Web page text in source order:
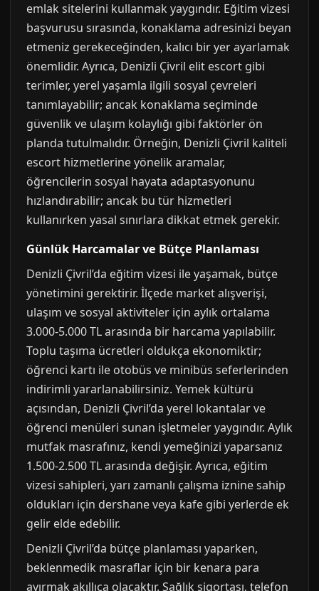
emlak sitelerini kullanmak yaygındır. Eğitim vizesi
başvurusu sırasında, konaklama adresinizi beyan
etmeniz gerekeceğinden, kalıcı bir yer ayarlamak
önemlidir. Ayrıca, Denizli Çivril elit escort gibi
terimler, yerel yaşamla ilgili sosyal çevreleri
tanımlayabilir; ancak konaklama seçiminde
güvenlik ve ulaşım kolaylığı gibi faktörler ön
planda tutulmalıdır. Örneğin, Denizli Çivril kaliteli
escort hizmetlerine yönelik aramalar,
öğrencilerin sosyal hayata adaptasyonunu
hızlandırabilir; ancak bu tür hizmetleri
kullanırken yasal sınırlara dikkat etmek gerekir.
Günlük Harcamalar ve Bütçe Planlaması
Denizli Çivril’da eğitim vizesi ile yaşamak, bütçe
yönetimini gerektirir. İlçede market alışverişi,
ulaşım ve sosyal aktiviteler için aylık ortalama
3.000-5.000 TL arasında bir harcama yapılabilir.
Toplu taşıma ücretleri oldukça ekonomiktir;
öğrenci kartı ile otobüs ve minibüs seferlerinden
indirimli yararlanabilirsiniz. Yemek kültürü
açısından, Denizli Çivril’da yerel lokantalar ve
öğrenci menüleri sunan işletmeler yaygındır. Aylık
mutfak masrafınız, kendi yemeğinizi yaparsanız
1.500-2.500 TL arasında değişir. Ayrıca, eğitim
vizesi sahipleri, yarı zamanlı çalışma iznine sahip
oldukları için dershane veya kafe gibi yerlerde ek
gelir elde edebilir.
Denizli Çivril’da bütçe planlaması yaparken,
beklenmedik masraflar için bir kenara para
ayırmak akıllıca olacaktır. Sağlık sigortası, telefon